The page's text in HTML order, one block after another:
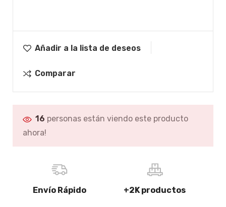
Añadir a la lista de deseos
Comparar
16 personas están viendo este producto
ahora!
Envío Rápido +2K productos